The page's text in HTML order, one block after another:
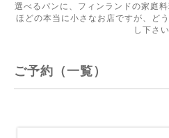
選べるパンに、フィンランドの家庭
ほどの本当に小さなお店ですが、ど
し下さい
ご予約（一覧）